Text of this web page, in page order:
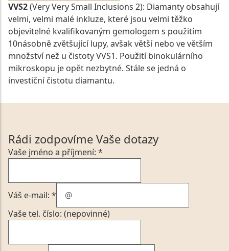
VVS2(Very Very Small Inclusions 2): Diamanty obsahují
velmi, velmi malé inkluze, které jsou velmi těžko
objevitelné kvalifikovaným gemologem s použitím
10násobně zvětšující lupy, avšak větší nebo ve větším
množství než u čistoty VVS1. Použití binokulárního
mikroskopu je opět nezbytné. Stále se jedná o
investiční čistotu diamantu.
Rádi zodpovíme Vaše dotazy
Vaše jméno a příjmení: *
Váš e-mail: *
Vaše tel. číslo: (nepovinné)